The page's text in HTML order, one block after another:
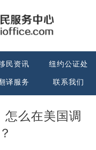
民资讯 纽约公证处
译服务 联系我们
么在美国调